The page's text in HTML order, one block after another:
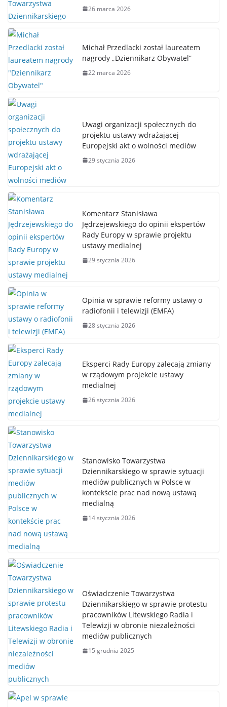
26 marca 2026
Michał Przedlacki został laureatem
nagrody „Dziennikarz Obywatel”
22 marca 2026
Uwagi organizacji społecznych do
projektu ustawy wdrażającej
Europejski akt o wolności mediów
29 stycznia 2026
Komentarz Stanisława
Jędrzejewskiego do opinii ekspertów
Rady Europy w sprawie projektu
ustawy medialnej
29 stycznia 2026
Opinia w sprawie reformy ustawy o
radiofonii i telewizji (EMFA)
28 stycznia 2026
Eksperci Rady Europy zalecają zmiany
w rządowym projekcie ustawy
medialnej
26 stycznia 2026
Stanowisko Towarzystwa
Dziennikarskiego w sprawie sytuacji
mediów publicznych w Polsce w
kontekście prac nad nową ustawą
medialną
14 stycznia 2026
Oświadczenie Towarzystwa
Dziennikarskiego w sprawie protestu
pracowników Litewskiego Radia i
Telewizji w obronie niezależności
mediów publicznych
15 grudnia 2025